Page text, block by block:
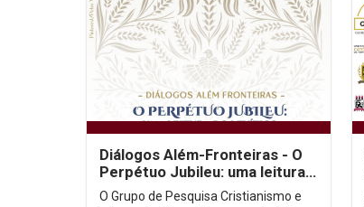
Diálogos Além-Fronteiras - O
Perpétuo Jubileu: uma leitura
do Livro do Levítico
O Grupo de Pesquisa Cristianismo e